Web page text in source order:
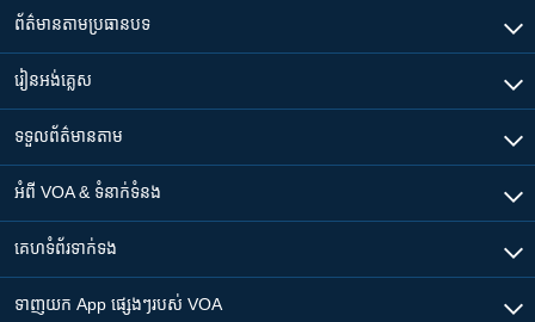
ព័ត៌មាន​តាមប្រធានបទ​
រៀន​​អង់គ្លេស
ទទួល​ព័ត៌មាន​តាម
អំពី​ VOA & ទំនាក់ទំនង
គេហទំព័រ​​ទាក់ទង
ទាញយក​ App ផ្សេងៗ​របស់​ VOA